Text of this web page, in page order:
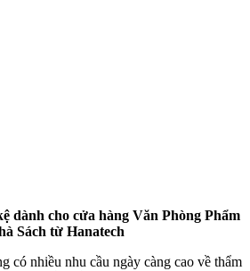
dành cho cửa hàng Văn Phòng Phẩm
Sách từ Hanatech
có nhiều nhu cầu ngày càng cao về thẩm